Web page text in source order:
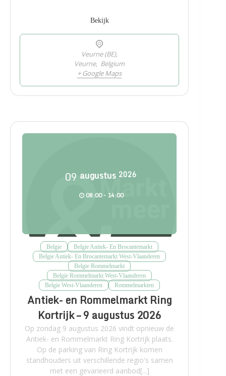
Bekijk
Veurne (BE),
Veurne, Belgium
+ Google Maps
09 augustus 2026
08:00 - 14:00
Belgie
Belgie Antiek- En Brocantemarkt
Belgie Antiek- En Brocantemarkt West-Vlaanderen
Belgie Rommelmarkt
Belgie Rommelmarkt West-Vlaanderen
Belgie West-Vlaanderen
Rommelmarkten
Antiek- en Rommelmarkt Ring
Kortrijk – 9 augustus 2026
Op zondag 9 augustus 2026 vindt opnieuw de
Antiek- en Rommelmarkt Ring Kortrijk plaats.
Op de parking van Ring Kortrijk komen
standhouders uit verschillende regio's samen
met een gevarieerd aanbod[...]